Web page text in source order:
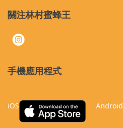
關注林村蜜蜂王
手機應用程式
iOS Android